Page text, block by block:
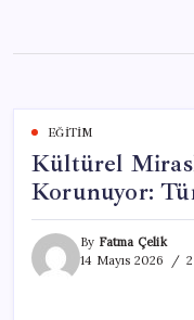
content
EĞITIM
Kültürel
Korunuyor:
By Fatma Çelik
14 Mayıs 2026